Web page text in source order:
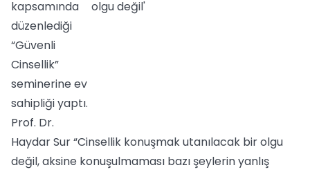
kapsamında
düzenlediği
“Güvenli
Cinsellik”
seminerine ev
sahipliği yaptı.
Prof. Dr.
Haydar Sur “Cinsellik konuşmak utanılacak bir olgu
değil, aksine konuşulmaması bazı şeylerin yanlış